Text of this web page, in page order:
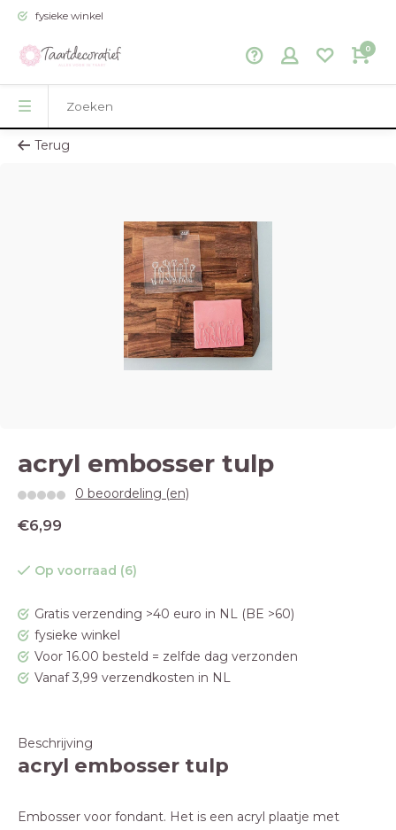
fysieke winkel
0
Terug
acryl embosser tulp
0 beoordeling (en)
€6,99
Op voorraad (6)
Gratis verzending >40 euro in NL (BE >60)
fysieke winkel
Voor 16.00 besteld = zelfde dag verzonden
Vanaf 3,99 verzendkosten in NL
Beschrijving
acryl embosser tulp
Embosser voor fondant. Het is een acryl plaatje met